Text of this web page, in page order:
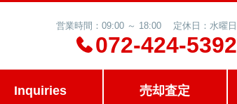
営業時間：09:00 ～ 18:00 定休日：水曜日
072-424-5392
Inquiries 売却査定